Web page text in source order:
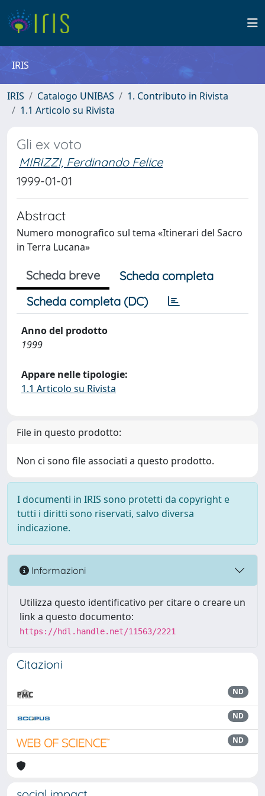
IRIS
IRIS Catalogo UNIBAS
1. Contributo in Rivista
1.1 Articolo su Rivista
Gli ex voto
MIRIZZI, Ferdinando Felice
1999-01-01
Abstract
Numero monografico sul tema «Itinerari del Sacro
in Terra Lucana»
Scheda breve
Scheda completa
Scheda completa (DC)
Anno del prodotto
1999
Appare nelle tipologie:
1.1 Articolo su Rivista
File in questo prodotto:
Non ci sono file associati a questo prodotto.
I documenti in IRIS sono protetti da copyright e
tutti i diritti sono riservati, salvo diversa
indicazione.
Informazioni
Utilizza questo identificativo per citare o creare un
link a questo documento:
https://hdl.handle.net/11563/2221
Citazioni
ND
ND
ND